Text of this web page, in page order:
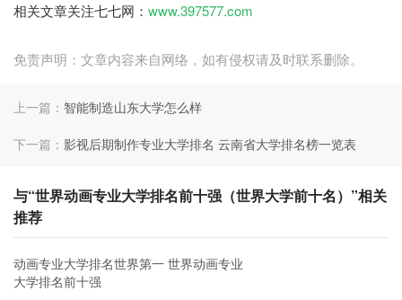
相关文章关注七七网： www.397577.com
免责声明：文章内容来自网络，如有侵权请及时联系删除。
上一篇： 智能制造山东大学怎么样
下一篇： 影视后期制作专业大学排名 云南省大学排名榜一览表
与“世界动画专业大学排名前十强（世界大学前十名）”相关
推荐
动画专业大学排名世界第一 世界动画专业
大学排名前十强